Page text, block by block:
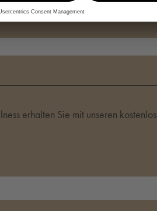
erhalten Sie mit unseren